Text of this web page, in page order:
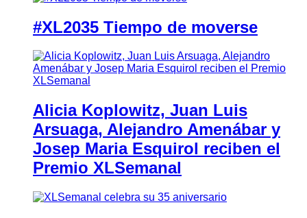
#XL2035 Tiempo de moverse
Alicia Koplowitz, Juan Luis
Arsuaga, Alejandro Amenábar y
Josep Maria Esquirol reciben el
Premio XLSemanal